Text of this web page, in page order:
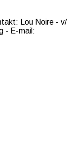
Lou Noire - v/
- E-mail: